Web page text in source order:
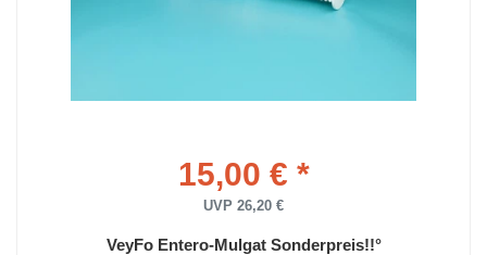
15,00 € *
UVP 26,20 €
VeyFo Entero-Mulgat Sonderpreis!!°